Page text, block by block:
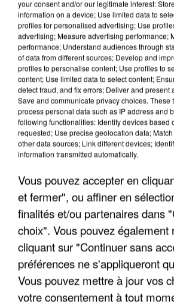
APRÈS TOUTES CES
your consent and/or our legitimate interest:
information on a device; Use limited data to
profiles for personalised advertising; Use
advertising; Measure advertising performance;
performance; Understand audiences through
of data from different sources; Develop and
profiles to personalise content; Use profiles to
content; Use limited data to select content;
detect fraud, and fix errors; Deliver and present
Save and communicate privacy choices. These
process personal data such as IP address and
following functionalities: Identify devices based
requested; Use precise geolocation data;
other data sources; Link different devices;
information transmitted automatically.
Vous pouvez accepter en
et fermer", ou affiner en
finalités et/ou partenaires dans
choix". Vous pouvez également
cliquant sur "Continuer sans
préférences ne s'appliqueront
Vous pouvez mettre à jour vos
votre consentement à tout